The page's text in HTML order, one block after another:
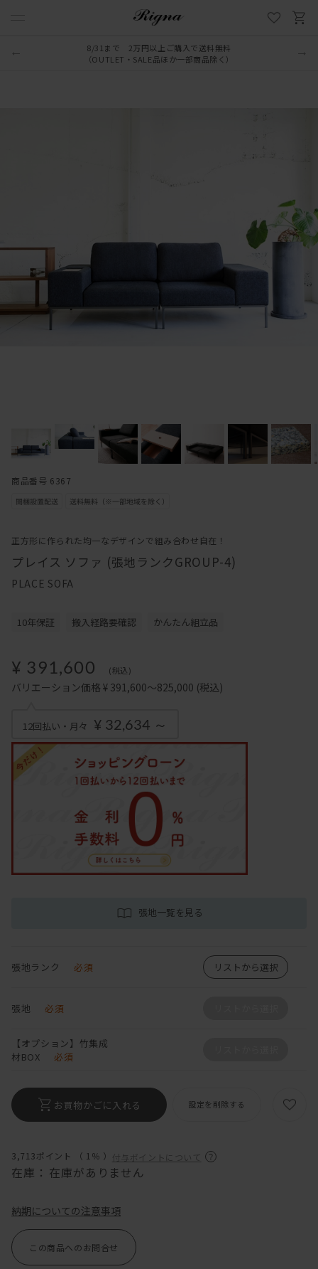
8/31まで 2万円以上ご購入で送料無料
（OUTLET・SALE品ほか一部商品除く）
正方形に作られた均一なデザインで組み合わせ自在！
プレイス ソファ (張地ランクGROUP-4)
PLACE SOFA
3,713ポイント （ 1％ ） 付与ポイントについて
在庫： 在庫がありません
10年保証 搬入経路要確認 かんたん組立品
¥ 391,600 (税込)
バリエーション価格 ¥ 391,600～825,000 (税込)
12回払い・月々 ¥ 32,634 ～
張地一覧を見る
張地ランク 必須 リストから選択
張地 必須
【オプション】竹集成
材BOX
必須
お買物かごに入れる 設定を削除する
納期についての注意事項
この商品へのお問合せ
商品番号 6367